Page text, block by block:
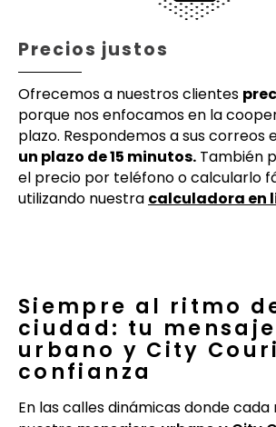
Precios justos
Ofrecemos a nuestros clientes
porque nos enfocamos en la
plazo. Respondemos a sus correos
un plazo de 15 minutos. También
el precio por teléfono o calcularlo
utilizando nuestra calculadora en
Siempre al ritmo
ciudad: tu
urbano y City
confianza
En las calles dinámicas donde